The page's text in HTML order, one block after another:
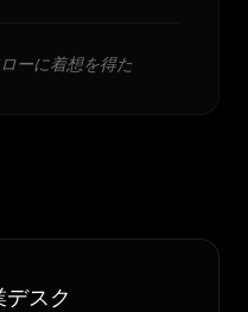
ーに着想を得た
スク